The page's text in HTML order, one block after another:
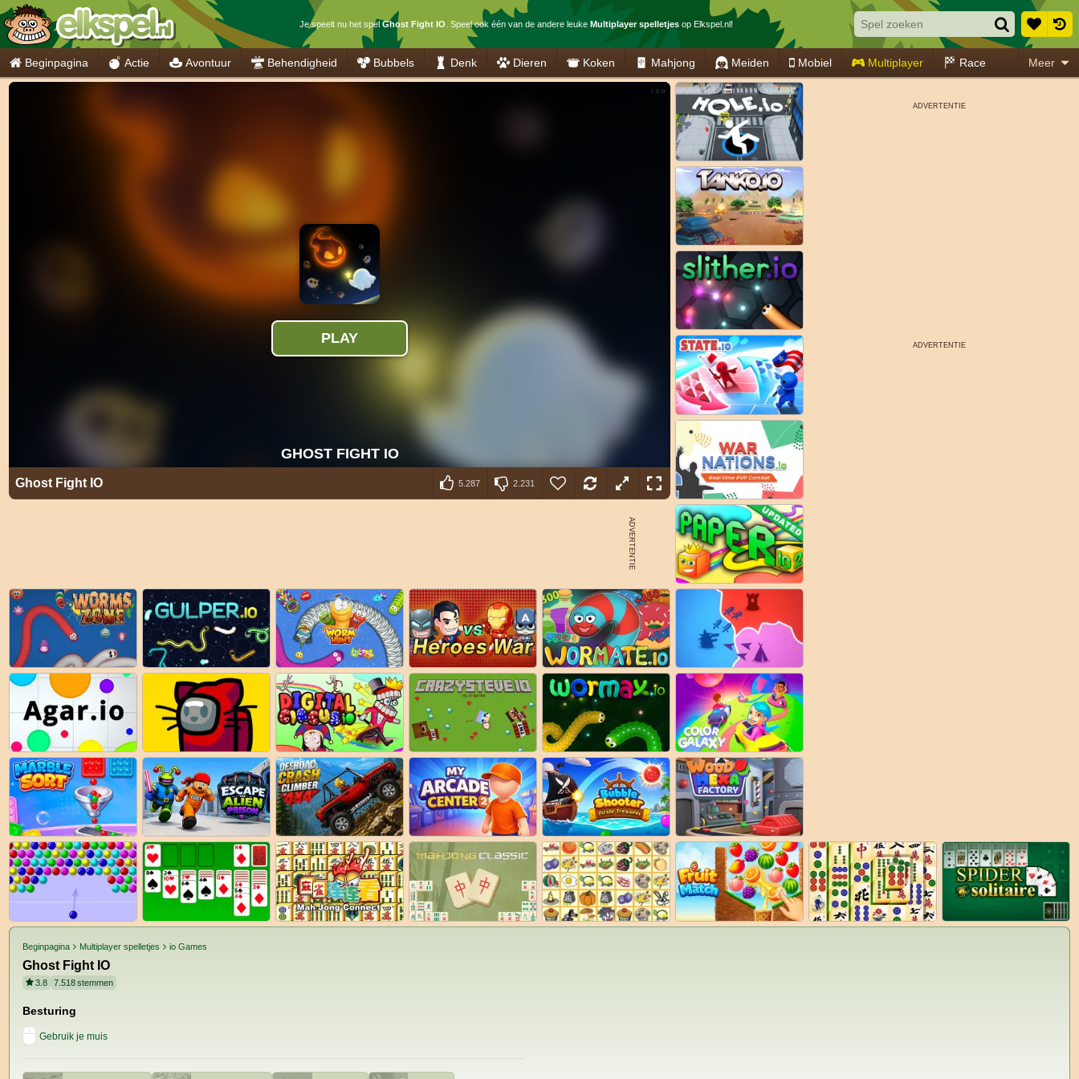
Je speelt nu het spel Ghost Fight IO . Speel ook één van de andere leuke Multiplayer spelletjesop Elkspel.nl!
Beginpagina Actie Avontuur Behendigheid Bubbels Denk Dieren Koken Mahjong Meiden Mobiel Multiplayer Race Meer
Ghost Fight IO 5.287 2.231
Beginpagina Multiplayer spelletjes io Games
Ghost Fight IO
3.8 7.518stemmen
Besturing
Gebruik je muis